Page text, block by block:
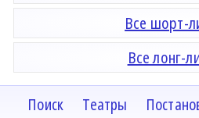
Все шорт-
Все лонг-
Поиск Театры